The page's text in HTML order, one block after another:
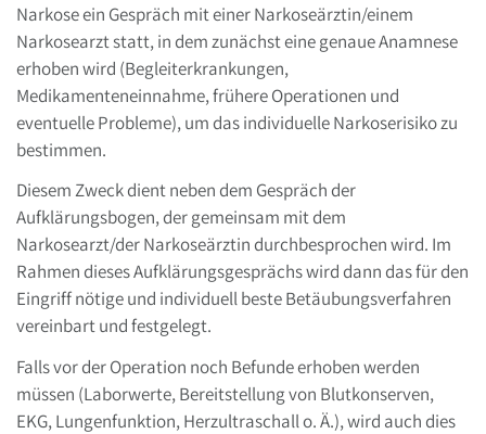
Narkose ein Gespräch mit einer Narkoseärztin/einem
Narkosearzt statt, in dem zunächst eine genaue Anamnese
erhoben wird (Begleiterkrankungen,
Medikamenteneinnahme, frühere Operationen und
eventuelle Probleme), um das individuelle Narkoserisiko zu
bestimmen.
Diesem Zweck dient neben dem Gespräch der
Aufklärungsbogen, der gemeinsam mit dem
Narkosearzt/der Narkoseärztin durchbesprochen wird. Im
Rahmen dieses Aufklärungsgesprächs wird dann das für den
Eingriff nötige und individuell beste Betäubungsverfahren
vereinbart und festgelegt.
Falls vor der Operation noch Befunde erhoben werden
müssen (Laborwerte, Bereitstellung von Blutkonserven,
EKG, Lungenfunktion, Herzultraschall o. Ä.), wird auch dies